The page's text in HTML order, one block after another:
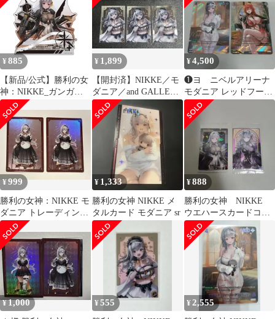
¥ 885
【新品/公式】勝利の女
神：NIKKE_ガンガー
ルステッカー モダニア
公式グッズ colleize
¥ 1,899
【開封済】NIKKE／モ
ダニア／and GALLERY
／クリアカード／3枚
¥4,500
❶ヨ ニベルアリーナ
モダニア レッドフード
SPR 2枚 勝利の女神
NIKKE
¥ 999
勝利の女神：NIKKE モ
ダニア トレーディング
ホログラムカード
¥ 1,333
勝利の女神 NIKKE メ
タルカード モダニア sr
¥888
勝利の女神 NIKKE
ウエハースカードコレ
クション モダニア
２枚セット
¥1,000 ¥555 ¥2,555